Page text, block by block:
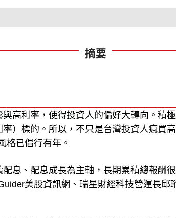
摘要
高利率，使得投資人的偏好大轉向。積
）標的。所以，不只是台灣投資人瘋買
格已倡行有年。
配息、配息成長為主軸，長期累積總報酬
美股資訊網、瑞星財經科技營運長邱